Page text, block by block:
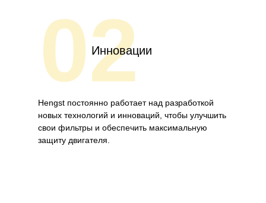
02
Инновации
Hengst постоянно работает над разработкой
новых технологий и инноваций, чтобы улучшить
свои фильтры и обеспечить максимальную
защиту двигателя.